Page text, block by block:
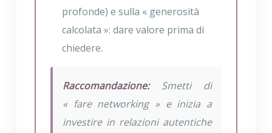
profonde) e sulla « generosità
calcolata »: dare valore prima di
chiedere.
Raccomandazione:Smetti di
« fare networking » e inizia a
investire in relazioni autentiche